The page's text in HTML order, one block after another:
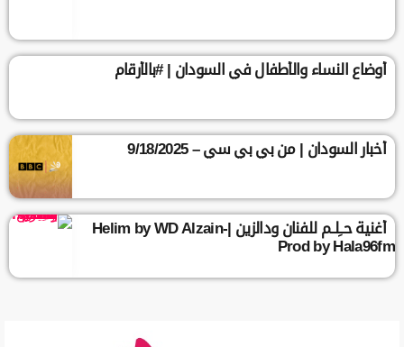
أوضاع النساء والأطفال في السودان | #بالأرقام
أخبار السودان | من بي بي سي – 9/18/2025
أغنية حــِلــم للفنان ودالزين |Helim by WD Alzain-
Prod by Hala96fm